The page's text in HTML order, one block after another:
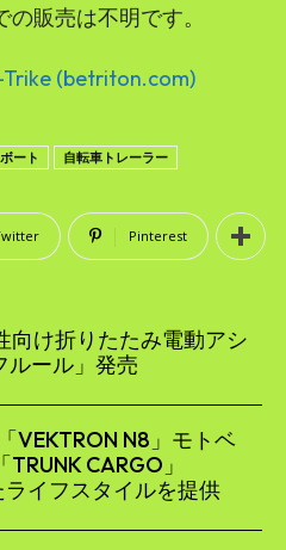
販売は不明です。
(betriton.com)
ボート
自転車トレーラー
Pinterest
向け折りたたみ電動アシ
ール」発売
VEKTRON N8」モトベ
CARGO」
イフスタイルを提供